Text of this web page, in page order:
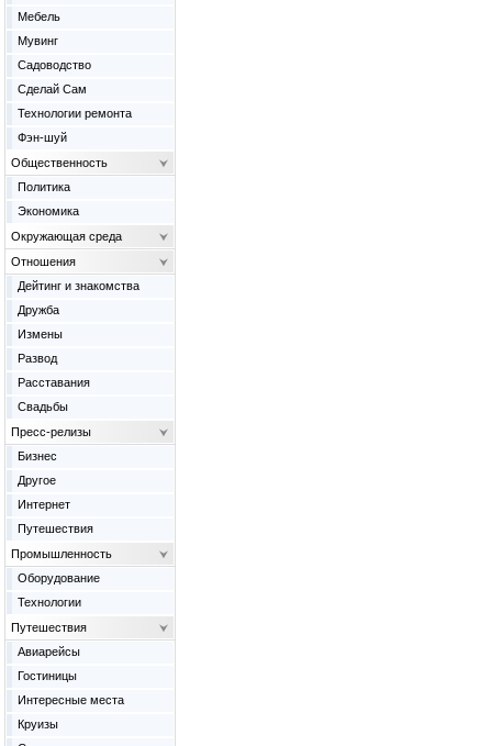
Мебель
Мувинг
Садоводство
Сделай Сам
Технологии ремонта
Фэн-шуй
Общественность
Политика
Экономика
Окружающая среда
Отношения
Дейтинг и знакомства
Дружба
Измены
Развод
Расставания
Свадьбы
Пресс-релизы
Бизнес
Другое
Интернет
Путешествия
Промышленность
Оборудование
Технологии
Путешествия
Авиарейсы
Гостиницы
Интересные места
Круизы